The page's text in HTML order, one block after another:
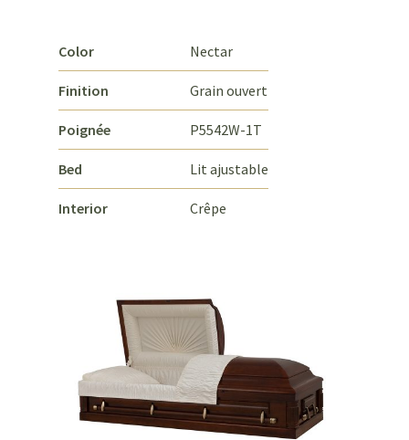
Color Nectar
Finition Grain ouvert
Poignée P5542W-1T
Bed Lit ajustable
Interior Crêpe